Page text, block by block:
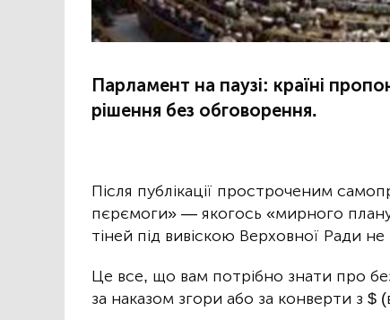
Парламент на паузі: країні
рішення без обговорення.
Після публікації простроченим
пєрємоги» — якогось «мирного
тіней під вивіскою Верховної Ради
Це все, що вам потрібно знати про
за наказом згори або за конверти з $